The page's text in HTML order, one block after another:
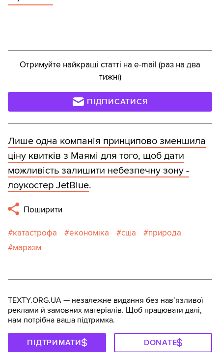
Отримуйте найкращі статті на e-mail (раз на два
тижні)
ПІДПИСАТИСЯ
Лише одна компанія принципово зменшила
ціну квитків з Маямі для того, щоб дати
можливість залишити небезпечну зону -
лоукостер JetBlue.
Поширити
катастрофа економіка сша
природа
маразм
TEXTY.ORG.UA — незалежне видання без навʼязливої
реклами й замовних матеріалів. Щоб працювати далі,
нам потрібна ваша підтримка.
ПІДТРИМАТИ DONATE